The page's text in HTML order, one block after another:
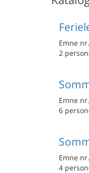
Emne
2
Emne
6
Emne
4